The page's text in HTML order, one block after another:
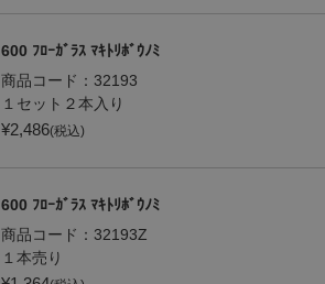
600 ﾌﾛｰｶﾞﾗｽ ﾏｷﾄﾘﾎﾞｳﾉﾐ
商品コード： 32193
１セット２本入り
¥2,486(税込)
600 ﾌﾛｰｶﾞﾗｽ ﾏｷﾄﾘﾎﾞｳﾉﾐ
商品コード： 32193Z
１本売り